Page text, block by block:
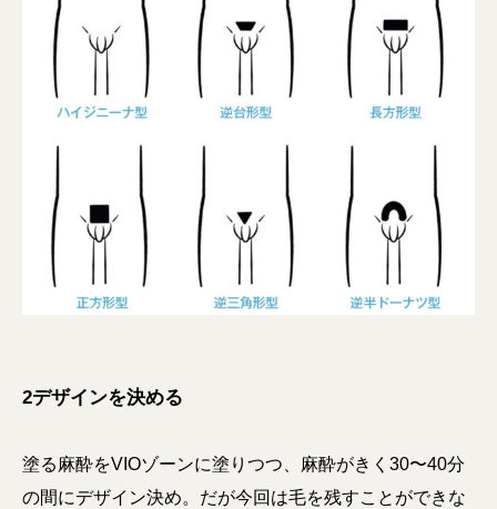
2デザインを決める
塗る麻酔をVIOゾーンに塗りつつ、麻酔がきく30〜40分
の間にデザイン決め。だが今回は毛を残すことができな